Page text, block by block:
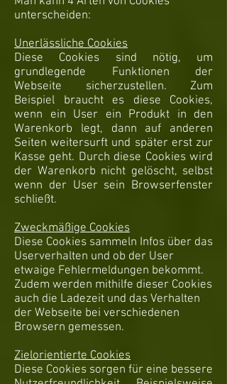
unterscheiden:
Unerlässliche Cookies
Diese Cookies sind nötig, um
grundlegende Funktionen der
Webseite sicherzustellen. Zum
Beispiel braucht es diese Cookies,
wenn ein User ein Produkt in den
Warenkorb legt, dann auf anderen
Seiten weitersurft und später erst zur
Kasse geht. Durch diese Cookies wird
der Warenkorb nicht gelöscht, selbst
wenn der User sein Browserfenster
schließt.
Zweckmäßige Cookies
Diese Cookies sammeln Infos über das
Userverhalten und ob der User
etwaige Fehlermeldungen bekommt.
Zudem werden mithilfe dieser Cookies
auch die Ladezeit und das Verhalten
der Webseite bei verschiedenen
Browsern gemessen.
Zielorientierte Cookies
Diese Cookies sorgen für eine bessere